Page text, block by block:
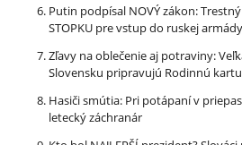
Putin podpísal NOVÝ zákon:
STOPKU pre vstup do ruskej armády
Zľavy na oblečenie aj potraviny:
Slovensku pripravujú Rodinnú kartu
Hasiči smútia: Pri potápaní v
letecký záchranár